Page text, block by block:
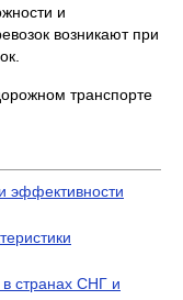
и
возникают при
транспорте
эффективности
странах СНГ и